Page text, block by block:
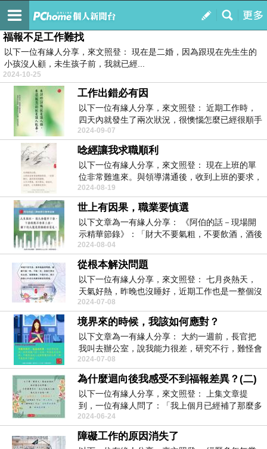
我的
訂閱
佛法普傳
福報不足工作難找
以下一位有緣人分享，來文照登： 現在是二婚，因為跟現在先生生的
小孩沒人顧，未生孩子前，我就已經...
2024-10-25
工作出錯必有因
以下一位有緣人分享，來文照登： 近期工作時，
四天內就發生了兩次狀況，很懊惱怎麼已經很順手
的事務...
2024-09-07
唸經讓我求職順利
以下一位有緣人分享，來文照登： 現在上班的單
位非常難進來。與領導溝通後，收到上班的要求，
當下很...
2024-08-19
世上有因果，職業要慎選
以下文章為一有緣人分享： 《阿伯的話－現場開
示精華節錄》：「財大不要氣粗，不要飲酒，酒後
易亂性...
2024-08-04
從根本解決問題
以下一位有緣人分享，來文照登： 七月炎熱天，
天氣好熱，昨晚也沒睡好，近期工作也是一整個沒
勁，不...
2024-07-08
境界來的時候，我該如何應對？
以下文章為一有緣人分享： 大約一週前，長官把
我叫去辦公室，說我能力很差，研究不行，難怪會
來...
2024-07-08
為什麼迴向後我感受不到福報差異？(二)
以下一位有緣人分享，來文照登： 上集文章提
到，一位有緣人問了：「我上個月已經補了那麼多
的福...
2024-06-24
障礙工作的原因消失了